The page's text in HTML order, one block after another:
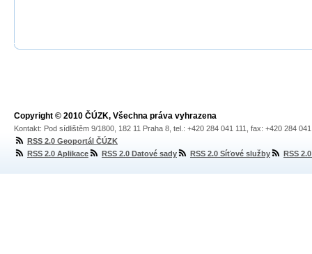
Copyright © 2010 ČÚZK, Všechna práva vyhrazena
Kontakt: Pod sídlištěm 9/1800, 182 11 Praha 8, tel.: +420 284 041 111, fax: +420 284
RSS 2.0 Geoportál ČÚZK
RSS 2.0 Aplikace
RSS 2.0 Datové sady RSS 2.0 Síťové služby RSS